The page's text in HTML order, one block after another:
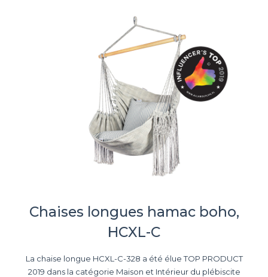
Chaises longues hamac boho,
HCXL-C
La chaise longue HCXL-C-328 a été élue TOP PRODUCT
2019 dans la catégorie Maison et Intérieur du plébiscite